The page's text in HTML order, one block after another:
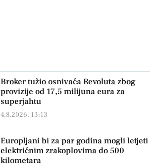
Broker tužio osnivača Revoluta zbog
provizije od 17,5 milijuna eura za
superjahtu
4.8.2026, 13:13
Europljani bi za par godina mogli letjeti
električnim zrakoplovima do 500
kilometara